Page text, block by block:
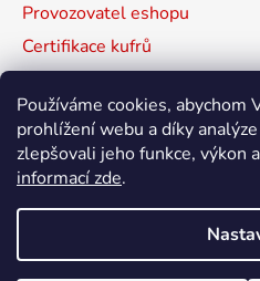
Používáme cookies, abychom
prohlížení webu a díky
zlepšovali jeho funkce, výkon
informací zde.
Provozovatel eshopu
Certifikace kufrů
Mapa serveru
HPRC